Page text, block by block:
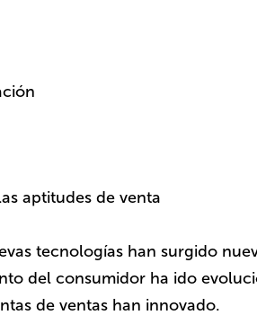
aptitudes de venta
tecnologías han surgido
del consumidor ha ido
de ventas han innovado.